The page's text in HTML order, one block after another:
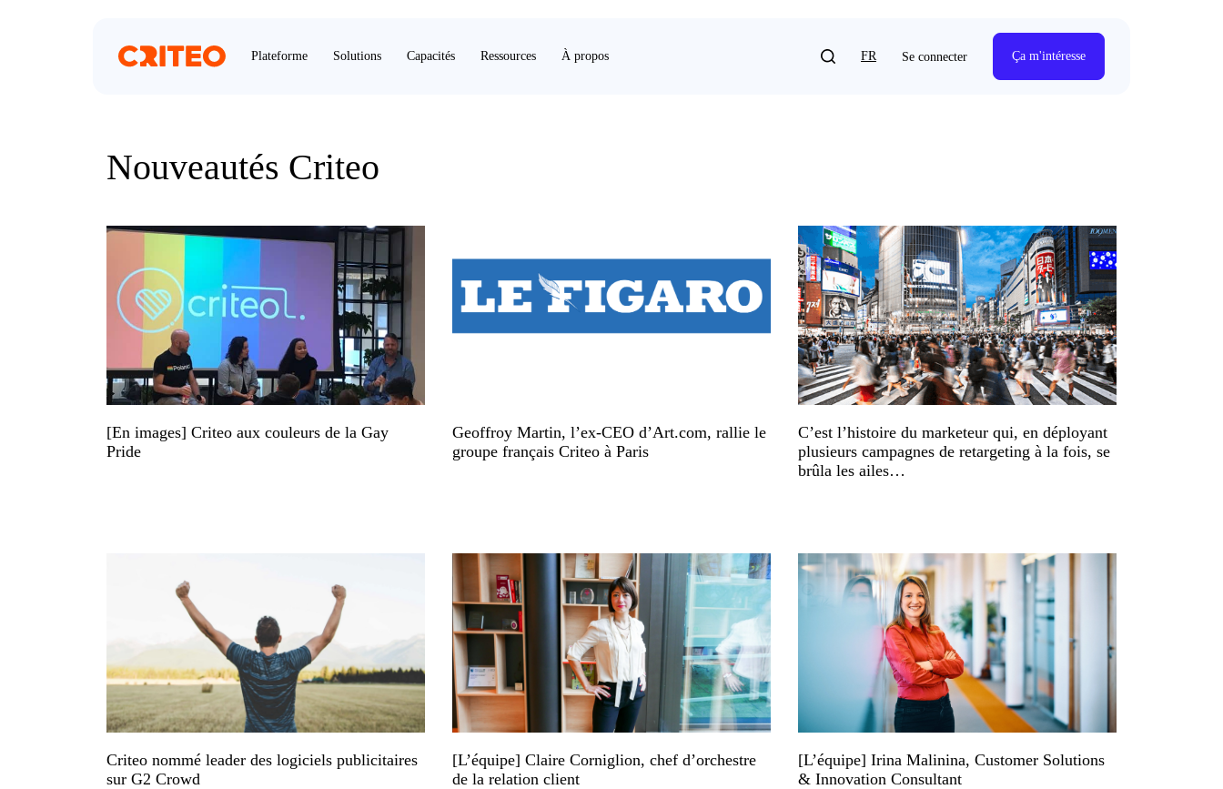
Plateforme Solutions Capacités Ressources À propos FR Se connecter Ça m'intéresse
Nouveautés Criteo
[En images] Criteo aux couleurs de la Gay
Pride
Geoffroy Martin, l’ex-CEO d’Art.com, rallie le
groupe français Criteo à Paris
C’est l’histoire du marketeur qui, en déployant
plusieurs campagnes de retargeting à la fois, se
brûla les ailes…
Criteo nommé leader des logiciels publicitaires
sur G2 Crowd
[L’équipe] Claire Corniglion, chef d’orchestre
de la relation client
[L’équipe] Irina Malinina, Customer Solutions
& Innovation Consultant